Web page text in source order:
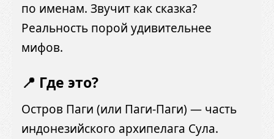
по именам. Звучит как сказка?
Реальность порой удивительнее
мифов.
📍 Где это?
Остров Паги (или Паги-Паги) — часть
индонезийского архипелага Сула.